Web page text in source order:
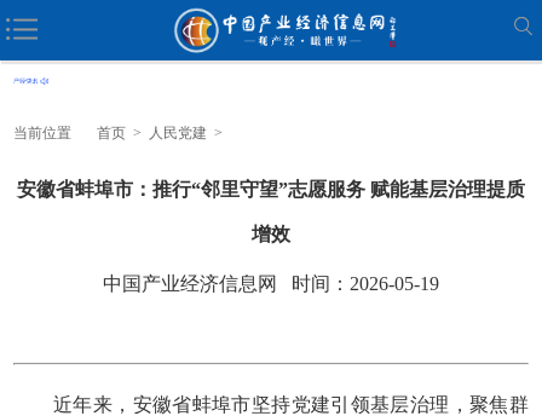
当前位置 首页 > 人民党建 >
安徽省蚌埠市：推行“邻里守望”志愿服务 赋能基层治理提质
增效
中国产业经济信息网 时间：2026-05-19
近年来，安徽省蚌埠市坚持党建引领基层治理，聚焦群